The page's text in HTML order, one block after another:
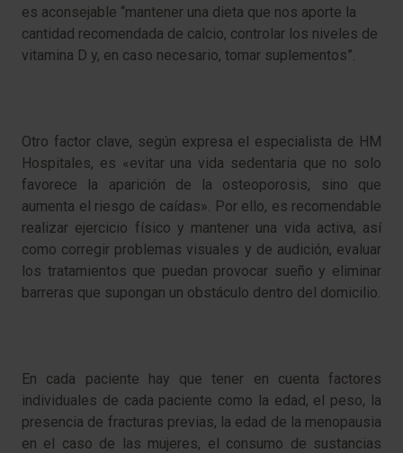
es aconsejable “mantener una dieta que nos aporte la
cantidad recomendada de calcio, controlar los niveles de
vitamina D y, en caso necesario, tomar suplementos”.
Otro factor clave, según expresa el especialista de HM
Hospitales, es «evitar una vida sedentaria que no solo
favorece la aparición de la osteoporosis, sino que
aumenta el riesgo de caídas». Por ello, es recomendable
realizar ejercicio físico y mantener una vida activa, así
como corregir problemas visuales y de audición, evaluar
los tratamientos que puedan provocar sueño y eliminar
barreras que supongan un obstáculo dentro del domicilio.
En cada paciente hay que tener en cuenta factores
individuales de cada paciente como la edad, el peso, la
presencia de fracturas previas, la edad de la menopausia
en el caso de las mujeres, el consumo de sustancias